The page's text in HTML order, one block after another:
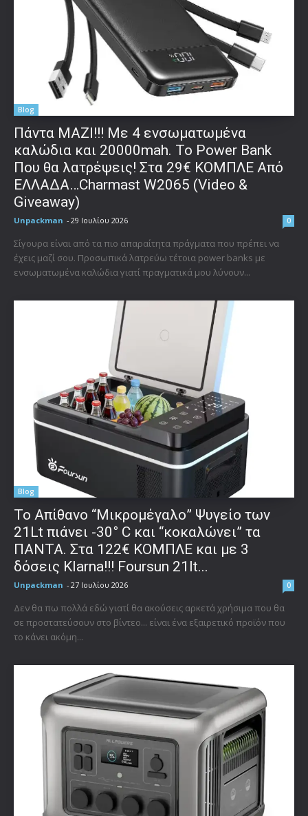
Blog
Πάντα ΜΑΖΙ!!! Με 4 ενσωματωμένα
καλώδια και 20000mah. Το Power Bank
Που θα λατρέψεις! Στα 29€ ΚΟΜΠΛΕ Από
ΕΛΛΑΔΑ…Charmast W2065 (Video &
Giveaway)
Unpackman - 29 Ιουλίου 2026 0
Σίγουρα είναι από τα πιο απαραίτητα πράγματα που πρέπει να
έχεις μαζί σου. Προσωπικά λατρεύω τέτοια power banks με
ενσωματωμένα καλώδια γιατί πραγματικά μου λύνουν...
Blog
Το Απίθανο “Μικρομέγαλο” Ψυγείο των
21Lt πιάνει -30° C και “κοκαλώνει” τα
ΠΑΝΤΑ. Στα 122€ ΚΟΜΠΛΕ και με 3
δόσεις Klarna!!! Foursun 21lt...
Unpackman - 27 Ιουλίου 2026 0
Δεν θα πω πολλά εδώ γιατί θα ακούσεις αρκετά χρήσιμα που θα
σε προστατεύσουν στο βίντεο... είναι ένα εξαιρετικό προϊόν που
το κάνει ακόμη...